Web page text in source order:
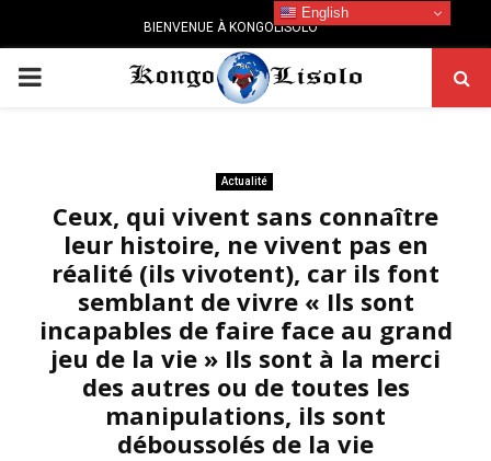
BIENVENUE À KONGOLISOLO
PRIMARY
Actualité
Ceux, qui vivent sans connaître
leur histoire, ne vivent pas en
réalité (ils vivotent), car ils font
semblant de vivre « Ils sont
incapables de faire face au grand
jeu de la vie » Ils sont à la merci
des autres ou de toutes les
manipulations, ils sont
déboussolés de la vie
English